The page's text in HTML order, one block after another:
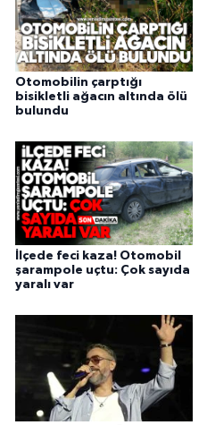
Otomobilin çarptığı
bisikletli ağacın altında ölü
bulundu
İlçede feci kaza! Otomobil
şarampole uçtu: Çok sayıda
yaralı var